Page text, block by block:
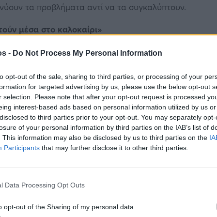
- Do Not Process My Personal Information
opt-out of the sale, sharing to third parties, or processing of your
for targeted advertising by us, please use the below opt-out
selection. Please note that after your opt-out request is processed
interest-based ads based on personal information utilized by us
to third parties prior to your opt-out. You may separately
of your personal information by third parties on the IAB’s list of
This information may also be disclosed by us to third parties on the
Participants that may further disclose it to other third parties.
Data Processing Opt Outs
opt-out of the Sharing of my personal data.
τα προβλήματα αντί να τα συγκαλύπτουν.
μέσα στο καλοκαίρι»
νομοσχέδια εν μέσω θέρους ερμηνεύεται
αποφυγής κοινωνικών αντιδράσεων. Όπως
τέτοια εμβληματικά νομοσχέδια δείχνει
της 16ης Ιουλίου
Κοραής”καλεί όλους τους
στην Αθήνα, να συμμετάσχει μαζικά
το
αντίστασης και αλληλεγγύης.
Να αποσυρθούν τώρα όλα τα μέτρα